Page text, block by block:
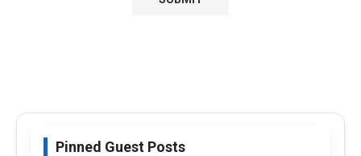
Pinned Guest Posts